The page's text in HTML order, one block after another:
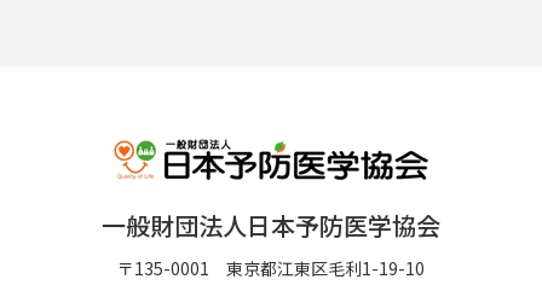
一般財団法人日本予防医学協会
〒135-0001 東京都江東区毛利1-19-10